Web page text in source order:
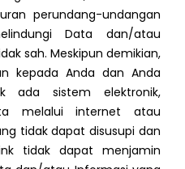
perundang-undangan
Data dan/atau
sah. Meskipun demikian,
kepada Anda dan Anda
ada sistem elektronik,
melalui internet atau
tidak dapat disusupi dan
tidak dapat menjamin